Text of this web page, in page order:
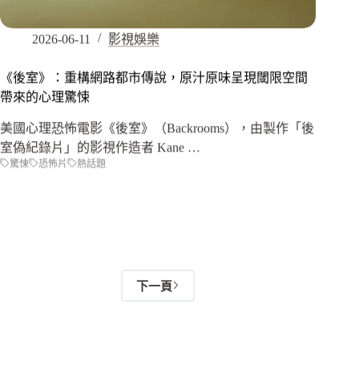
2026-06-11 影視娛樂
《後室》：重構網路都市傳說，原汁原味呈現閾限空間
帶來的心理驚悚
美國心理恐怖電影《後室》（Backrooms），由製作「後
室偽紀錄片」的影視作造者 Kane …
驚悚 恐怖片 熱話題
下一頁